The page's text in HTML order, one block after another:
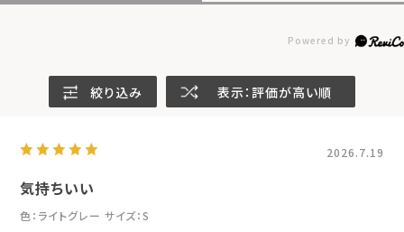
絞り込み 表示：評価が高い順
2026.7.19
気持ちいい
色：ライトグレー サイズ：S